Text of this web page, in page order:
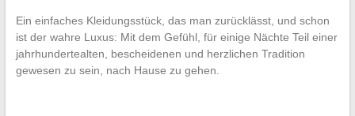
Ein einfaches Kleidungsstück, das man zurücklässt, und schon
ist der wahre Luxus: Mit dem Gefühl, für einige Nächte Teil einer
jahrhundertealten, bescheidenen und herzlichen Tradition
gewesen zu sein, nach Hause zu gehen.